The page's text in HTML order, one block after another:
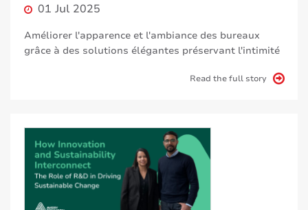
01 Jul 2025
Améliorer l'apparence et l'ambiance des bureaux
grâce à des solutions élégantes préservant l'intimité
Read the full story